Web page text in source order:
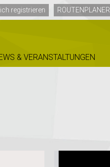
registrieren ROUTENPLANER
& VERANSTALTUNGEN